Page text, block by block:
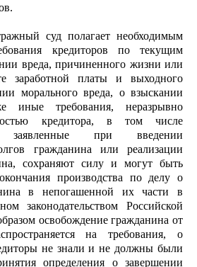
суд полагает необходимым
кредиторов по текущим
вреда, причиненного жизни или
заработной платы и выходного
морального вреда, о взыскании
иные требования, неразрывно
кредитора, в том числе
при введении
гражданина или реализации
сохраняют силу и могут быть
производства по делу о
в непогашенной их части в
законодательством Российской
освобождение гражданина от
на требования, о
не знали и не должны были
определения о завершении